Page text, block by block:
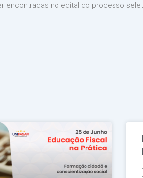
encontradas no edital do processo
Página PáginaPágina
Página